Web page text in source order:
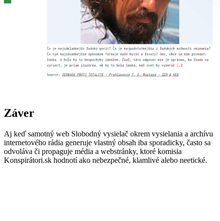
Záver
Aj keď samotný web Slobodný vysielač okrem vysielania a archívu
internetového rádia generuje vlastný obsah iba sporadicky, často sa
odvoláva či propaguje média a webstránky, ktoré komisia
Konspirátori.sk hodnotí ako nebezpečné, klamlivé alebo neetické.